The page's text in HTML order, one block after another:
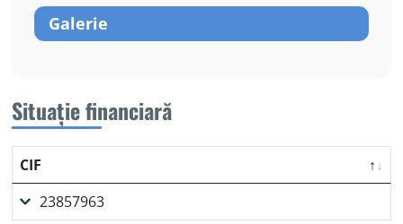
Galerie
Situație financiară
CIF
23857963